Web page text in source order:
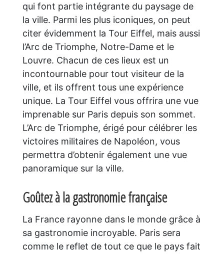
qui font partie intégrante du paysage de
la ville. Parmi les plus iconiques, on peut
citer évidemment la Tour Eiffel, mais aussi
l’Arc de Triomphe, Notre-Dame et le
Louvre. Chacun de ces lieux est un
incontournable pour tout visiteur de la
ville, et ils offrent tous une expérience
unique. La Tour Eiffel vous offrira une vue
imprenable sur Paris depuis son sommet.
L’Arc de Triomphe, érigé pour célébrer les
victoires militaires de Napoléon, vous
permettra d’obtenir également une vue
panoramique sur la ville.
Goûtez à la gastronomie française
La France rayonne dans le monde grâce à
sa gastronomie incroyable. Paris sera
comme le reflet de tout ce que le pays fait